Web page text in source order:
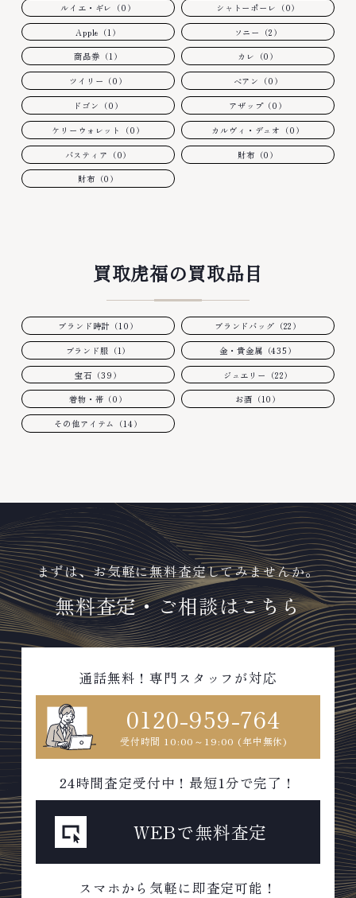
ルイエ・ギレ（0） シャトーポーレ（0）
Apple（1） ソニー（2）
商品券（1） カレ（0）
ツイリー（0） ベアン（0）
ドゴン（0） アザップ（0）
ケリーウォレット（0） カルヴィ・デュオ（0）
バスティア（0） 財布（0）
財布（0）
買取虎福の買取品目
ブランド時計（10） ブランドバッグ（22）
ブランド服（1） 金・貴金属（435）
宝石（39） ジュエリー（22）
着物・帯（0） お酒（10）
その他アイテム（14）
まずは、お気軽に無料査定してみませんか。
無料査定・ご相談はこちら
通話無料！専門スタッフが対応
0120-959-764
受付時間 10:00～19:00 (年中無休)
24時間査定受付中！最短1分で完了！
WEBで無料査定
スマホから気軽に即査定可能！